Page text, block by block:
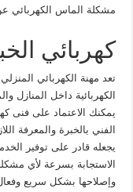
مشكلة الماس الكهربائي
كهربائي
تعد مهنة الكهربائي
الكهربائية داخل المنازل
يمكنك الاعتماد على فنى
الفني بالخبرة والمعرفة
يجعله قادر على توفير
الاستجابة بسرعة لأي
وإصلاحها بشكل سريع